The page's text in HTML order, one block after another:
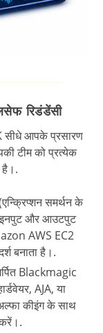
रिडंडेंसी
सीधे आपके प्रसारण
टीम को प्रत्येक
है।.
समर्थन के
और आउटपुट
AWS EC2
बनाता है।.
Blackmagic
AJA, या
कीइंग के साथ